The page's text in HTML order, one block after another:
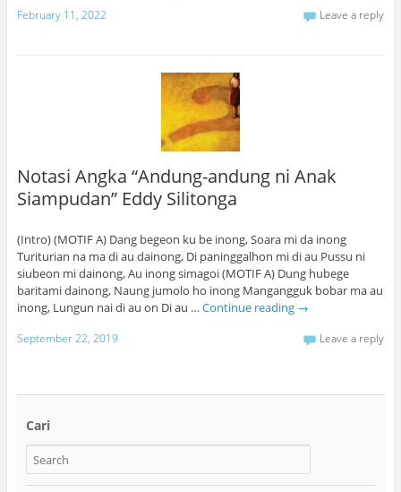
February 11, 2022 Leave a reply
Notasi Angka “Andung-andung ni Anak
Siampudan” Eddy Silitonga
(Intro) (MOTIF A) Dang begeon ku be inong, Soara mi da inong
Turiturian na ma di au dainong, Di paninggalhon mi di au Pussu ni
siubeon mi dainong, Au inong simagoi (MOTIF A) Dung hubege
baritami dainong, Naung jumolo ho inong Mangangguk bobar ma au
inong, Lungun nai di au on Di au … Continue reading →
September 22, 2019 Leave a reply
Cari